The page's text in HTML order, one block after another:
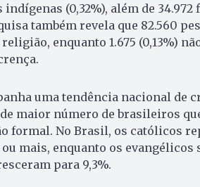
(0,32%), além de 34.972
também revela que 82.560
enquanto 1.675 (0,13%)
uma tendência nacional de
maior número de brasileiros
formal. No Brasil, os católicos
mais, enquanto os evangélicos
para 9,3%.